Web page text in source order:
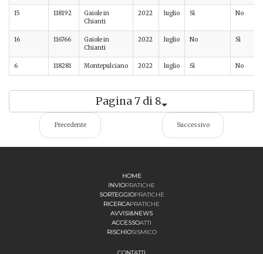
15 118192
Gaiole in
Chianti
2022 luglio Sì No
16 116766
Gaiole in
Chianti
2022 luglio No Sì
6 118281 Montepulciano 2022 luglio Sì No
Pagina 7 di 8
Precedente Successivo
HOME
INVIOPRATICHE
SORTEGGIOPRATICHE
RICERCAPRATICHE
AVVISI&NEWS
ACCESSOATTI
RISCHIOSISMICO
CONTATTI